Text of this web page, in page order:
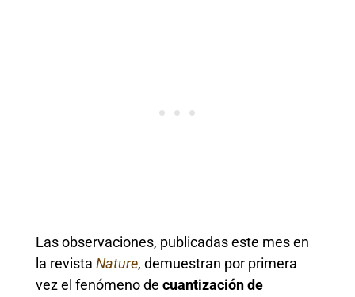
Las observaciones, publicadas este mes en
la revista Nature, demuestran por primera
vez el fenómeno de cuantización de